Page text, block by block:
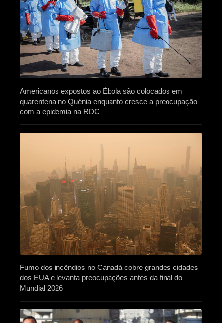
Americanos expostos ao Ébola são colocados em
quarentena no Quénia enquanto cresce a preocupação
com a epidemia na RDC
Fumo dos incêndios no Canadá cobre grandes cidades
dos EUA e levanta preocupações antes da final do
Mundial 2026